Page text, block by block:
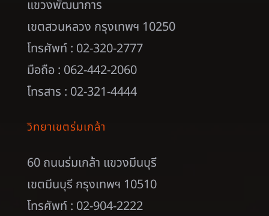
แขวงพัฒนาการ
เขตสวนหลวง กรุงเทพฯ 10250
โทรศัพท์ : 02-320-2777
มือถือ : 062-442-2060
โทรสาร : 02-321-4444
วิทยาเขตร่มเกล้า
60 ถนนร่มเกล้า แขวงมีนบุรี
เขตมีนบุรี กรุงเทพฯ 10510
โทรศัพท์ : 02-904-2222